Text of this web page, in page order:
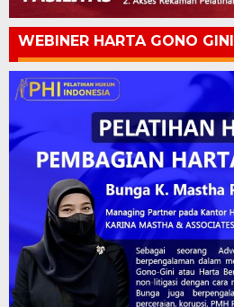
WEBINER HARTA GONO GINI